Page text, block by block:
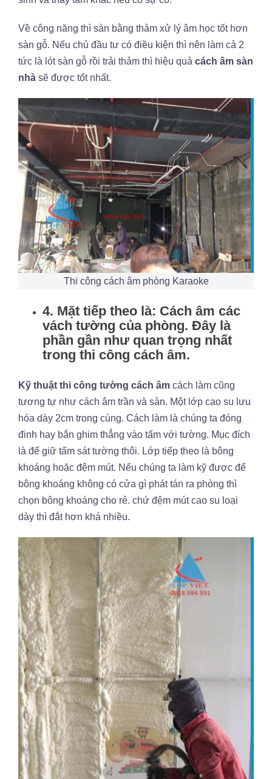
Về công năng thì sàn bằng thảm xử lý âm học tốt hơn
sàn gỗ. Nếu chủ đầu tư có điều kiện thì nên làm cả 2
tức là lót sàn gỗ rồi trải thảm thì hiệu quả cách âm sàn
nhà sẽ được tốt nhất.
Thi công cách âm phòng Karaoke
4. Mặt tiếp theo là: Cách âm các
vách tường của phòng. Đây là
phần gần như quan trọng nhất
trong thi công cách âm.
Kỹ thuật thi công tường cách âm cách làm cũng
tương tự như cách âm trần và sàn. Một lớp cao su lưu
hóa dày 2cm trong cùng. Cách làm là chúng ta đóng
đinh hay bắn ghim thẳng vào tấm với tường. Mục đích
là để giữ tấm sát tường thôi. Lớp tiếp theo là bông
khoáng hoặc đệm mút. Nếu chúng ta làm kỹ được để
bông khoáng không có cửa gì phát tán ra phòng thì
chọn bông khoáng cho rẻ. chứ đệm mút cao su loại
dày thì đắt hơn khá nhiều.